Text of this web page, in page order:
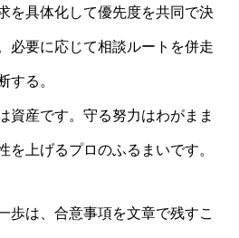
を具体化して優先度を共同で決
必要に応じて相談ルートを併走
する。
資産です。守る努力はわがまま
を上げるプロのふるまいです。
歩は、合意事項を文章で残すこ